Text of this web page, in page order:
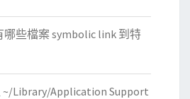
哪些檔案 symbolic link 到特
~/Library/Application Support